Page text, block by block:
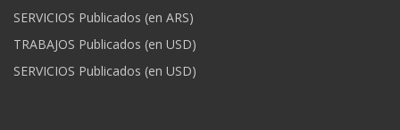
SERVICIOS Publicados (en ARS)
TRABAJOS Publicados (en USD)
SERVICIOS Publicados (en USD)